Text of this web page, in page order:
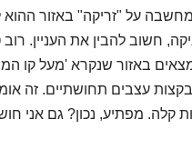
על "זריקה" באזור
חשוב להבין את העניין.
באזור שנקרא 'מעל קו
עצבים תחושתיים. זה
קלה. מפתיע, נכון? גם אני